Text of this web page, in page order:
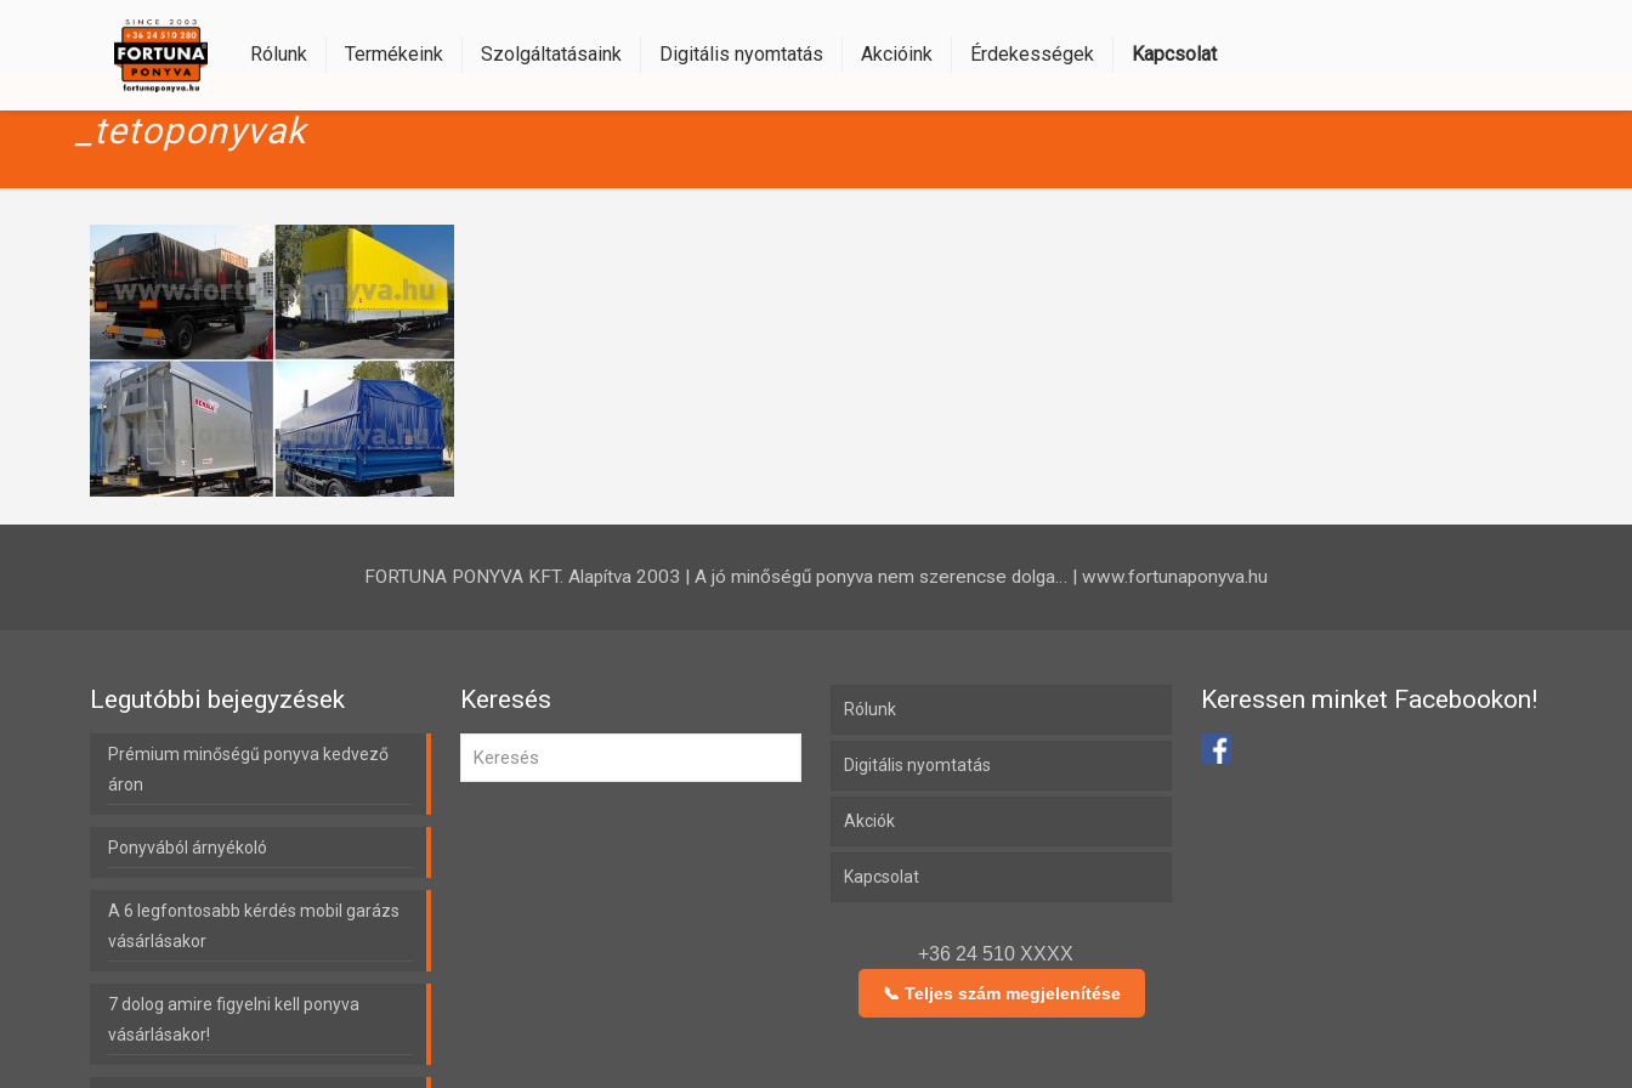
Rólunk Termékeink Szolgáltatásaink Digitális nyomtatás Akcióink Érdekességek Kapcsolat
_tetoponyvak
FORTUNA PONYVA KFT. Alapítva 2003 | A jó minőségű ponyva nem szerencse dolga… | www.fortunaponyva.hu
Legutóbbi bejegyzések
Prémium minőségű ponyva kedvező
áron
Ponyvából árnyékoló
A 6 legfontosabb kérdés mobil garázs
vásárlásakor
7 dolog amire figyelni kell ponyva
vásárlásakor!
Keresés Rólunk
Digitális nyomtatás
Akciók
Kapcsolat
+36 24 510 XXXX
📞 Teljes szám megjelenítése
Keressen minket Facebookon!